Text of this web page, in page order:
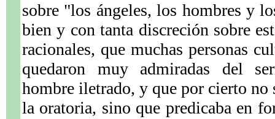
sobre "los ángeles, los hombres y
bien y con tanta discreción sobre
racionales, que muchas personas
quedaron muy admiradas del
hombre iletrado, y que por cierto no
la oratoria, sino que predicaba en